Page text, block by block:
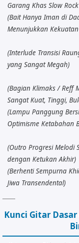
Garang Khas Slow
(Bait Hanya Iman di
Menunjukkan
(Interlude Transisi
yang Sangat Megah)
(Bagian Klimaks / Reff
Sangat Kuat, Tinggi,
(Lampu Panggung
Optimisme Ketabahan
(Outro Progresi Melodi
dengan Ketukan Akhir)
(Berhenti Sempurna
Jiwa Transendental)
Kunci Gitar